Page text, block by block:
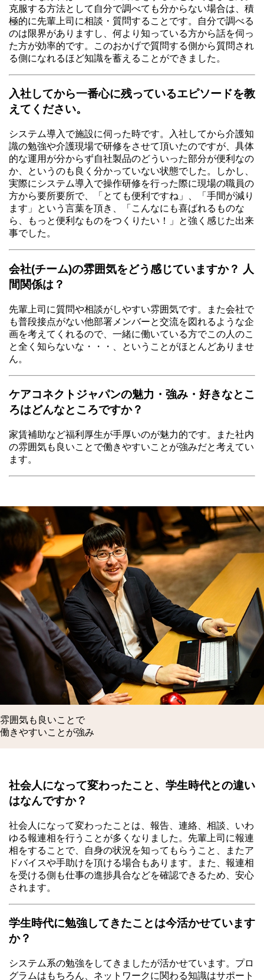
克服する方法として自分で調べても分からない場合は、積
極的に先輩上司に相談・質問することです。自分で調べる
のは限界がありますし、何より知っている方から話を伺っ
た方が効率的です。このおかげで質問する側から質問され
る側になれるほど知識を蓄えることができました。
入社してから一番心に残っているエピソードを教
えてください。
システム導入で施設に伺った時です。入社してから介護知
識の勉強や介護現場で研修をさせて頂いたのですが、具体
的な運用が分からず自社製品のどういった部分が便利なの
か、というのも良く分かっていない状態でした。しかし、
実際にシステム導入で操作研修を行った際に現場の職員の
方から要所要所で、「とても便利ですね」、「手間が減り
ます」という言葉を頂き、「こんなにも喜ばれるものな
ら、もっと便利なものをつくりたい！」と強く感じた出来
事でした。
会社(チーム)の雰囲気をどう感じていますか？ 人
間関係は？
先輩上司に質問や相談がしやすい雰囲気です。また会社で
も普段接点がない他部署メンバーと交流を図れるような企
画を考えてくれるので、一緒に働いている方でこの人のこ
と全く知らないな・・・、ということがほとんどありませ
ん。
ケアコネクトジャパンの魅力・強み・好きなとこ
ろはどんなところですか？
家賃補助など福利厚生が手厚いのが魅力的です。また社内
の雰囲気も良いことで働きやすいことが強みだと考えてい
ます。
雰囲気も良いことで
働きやすいことが強み
社会人になって変わったこと、学生時代との違い
はなんですか？
社会人になって変わったことは、報告、連絡、相談、いわ
ゆる報連相を行うことが多くなりました。先輩上司に報連
相をすることで、自身の状況を知ってもらうこと、またア
ドバイスや手助けを頂ける場合もあります。また、報連相
を受ける側も仕事の進捗具合などを確認できるため、安心
されます。
学生時代に勉強してきたことは今活かせています
か？
システム系の勉強をしてきましたが活かせています。プロ
グラムはもちろん、ネットワークに関わる知識はサポート